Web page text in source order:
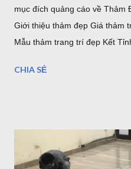
mục đích quảng cáo về Thảm
Giới thiệu thảm đẹp Giá thảm
Mẫu thảm trang trí đẹp Kết
du lịch nhưng thực sự vẫn
động với bãi trước, bãi sau
nghỉ ngơi, tắm nước nóng ở
CHIA SẺ